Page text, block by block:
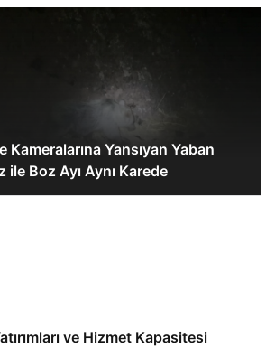
Kameralarına Yansıyan Yaban
ile Boz Ayı Aynı Karede
ve Hizmet Kapasitesi